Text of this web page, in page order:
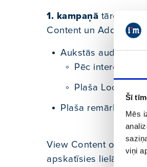
Šī
Mēs
viņi
1. kampaņā
Content un Add to
Aukstās auditorijas:
Pēc interesēm
Plaša Lookalike
Plaša
View Content
apskatīsies lielāku